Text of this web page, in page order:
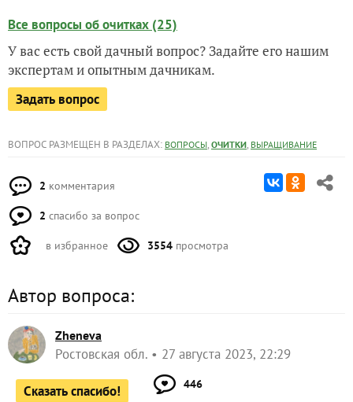
Все вопросы об очитках (25)
У вас есть свой дачный вопрос? Задайте его нашим
экспертам и опытным дачникам.
Задать вопрос
ВОПРОС РАЗМЕЩЕН В РАЗДЕЛАХ: ВОПРОСЫ, ОЧИТКИ, ВЫРАЩИВАНИЕ
2 комментария
2 спасибо за вопрос
в избранное 3554 просмотра
Автор вопроса:
Zheneva
Ростовская обл. 27 августа 2023, 22:29
Сказать спасибо! 446